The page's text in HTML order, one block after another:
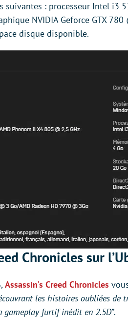
suivantes : processeur Intel i3
NVIDIA Geforce GTX
disque disponible.
Chronicles sur
Assassin’s Creed Chronicles
les histoires oubliées de
gameplay furtif inédit en 2.5D”.